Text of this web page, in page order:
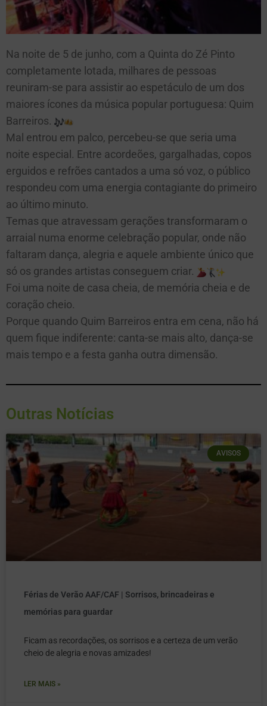
Na noite de 5 de junho, com a Quinta do Zé Pinto
completamente lotada, milhares de pessoas
reuniram-se para assistir ao espetáculo de um dos
maiores ícones da música popular portuguesa: Quim
Barreiros.
Mal entrou em palco, percebeu-se que seria uma
noite especial. Entre acordeões, gargalhadas, copos
erguidos e refrões cantados a uma só voz, o público
respondeu com uma energia contagiante do primeiro
ao último minuto.
Temas que atravessam gerações transformaram o
arraial numa enorme celebração popular, onde não
faltaram dança, alegria e aquele ambiente único que
só os grandes artistas conseguem criar.
Foi uma noite de casa cheia, de memória cheia e de
coração cheio.
Porque quando Quim Barreiros entra em cena, não há
quem fique indiferente: canta-se mais alto, dança-se
mais tempo e a festa ganha outra dimensão.
Outras Notícias
AVISOS
Férias de Verão AAF/CAF | Sorrisos, brincadeiras e
memórias para guardar
Ficam as recordações, os sorrisos e a certeza de um verão
cheio de alegria e novas amizades!
LER MAIS »